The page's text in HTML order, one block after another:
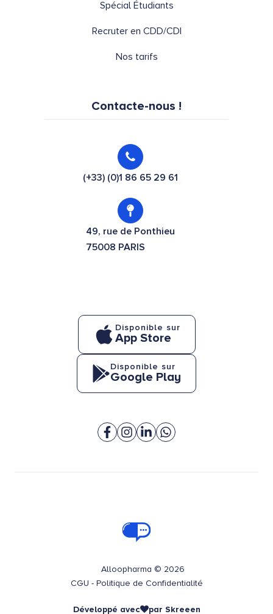
Spécial Étudiants
Recruter en CDD/CDI
Nos tarifs
Contacte-nous !
(+33) (0)1 86 65 29 61
49, rue de Ponthieu
75008 PARIS
Disponible sur
App Store
Disponible sur
Google Play
Alloopharma © 2026
CGU - Politique de Confidentialité
Développé avec par Skreeen